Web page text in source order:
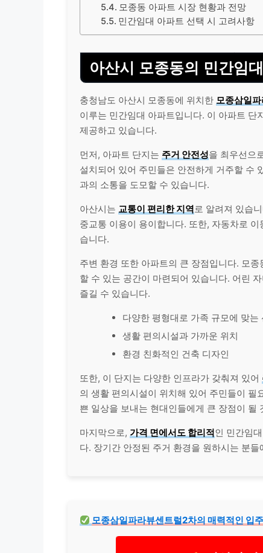
모종동 아파트 시장 현황과 전망
민간임대 아파트 선택 시 고려사항
아산시 모종동의 민간임
충청남도 아산시 모종동에 위치한 모종삼일
이루는 민간임대 아파트입니다. 이 아파트
제공하고 있습니다.
먼저, 아파트 단지는 주거 안전성을 최우선으
설치되어 있어 주민들은 안전하게 거주할 수
과의 소통을 도모할 수 있습니다.
아산시는 교통이 편리한 지역로 알려져 있습
중교통 이용이 용이합니다. 또한, 자동차로
습니다.
주변 환경 또한 아파트의 큰 장점입니다. 모종
할 수 있는 공간이 마련되어 있습니다. 어린
즐길 수 있습니다.
다양한 평형대로 가족 규모에 맞는
생활 편의시설과 가까운 위치
환경 친화적인 건축 디자인
또한, 이 단지는 다양한 인프라가 갖춰져 있어
의 생활 편의시설이 위치해 있어 주민들이
쁜 일상을 보내는 현대인들에게 큰 장점이 될
마지막으로, 가격 면에서도 합리적인 민간임
다. 장기간 안정된 주거 환경을 원하시는 분
모종삼일파라뷰센트럴2차의 매력적인 입